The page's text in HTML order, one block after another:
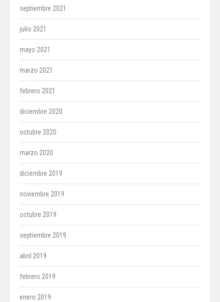
septiembre 2021
julio 2021
mayo 2021
marzo 2021
febrero 2021
diciembre 2020
octubre 2020
marzo 2020
diciembre 2019
noviembre 2019
octubre 2019
septiembre 2019
abril 2019
febrero 2019
enero 2019